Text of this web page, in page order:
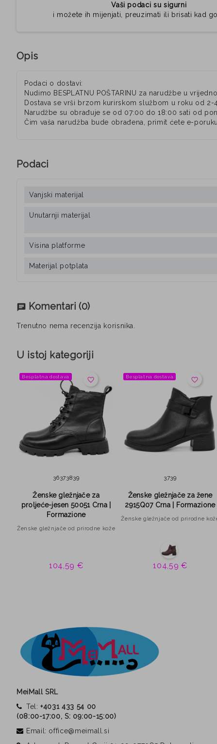
Vaši podaci su sigurni
i možete ih mijenjati, preuzimati ili brisati kad
Opis
Podaci o dostavi:
Nudimo BESPLATNU POŠTARINU za narudžbe u
Dostava se vrši brzom kurirskom službom u roku od 2-
Narudžbe su obrađuje se od 07:00 do 18:00 sati od
Čim vaša narudžba bude obrađena, primit ćete e-
Podaci
Vanjski materijal
Unutarnji materijal
Visina platforme
Materijal potplata
chat Komentari (0)
Trenutno nema recenzija korisnika.
U istoj kategoriji
favorite_border
Besplatna dostava
36373839
Ženske gležnjače za
proljeće-jesen 50051 Crna |
Formazione
Ženske gležnjače od prirodne kože
104,59 €
favorite_border
Besplatna dostava
3739
Ženske gležnjače za žene
2915Q07 Crna | Formazione
Ženske gležnjače od prirodne
104,59 €
MeiMall SRL
Tel:+4031 433 54 00
(08:00-17:00, S: 09:00-15:00)
Email: office@meimall.si